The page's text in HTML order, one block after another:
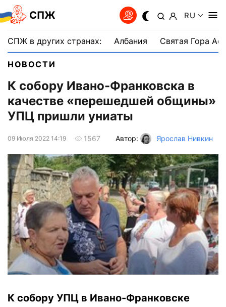
СПЖ RU
СПЖ в других странах: Албания Святая Гора
НОВОСТИ
К собору Ивано-Франковска в
качестве «перешедшей общины»
УПЦ пришли униаты
09 Июля 2022 14:19 1567 Автор: Ярослав Нивкин
К собору УПЦ в Ивано-Франковске